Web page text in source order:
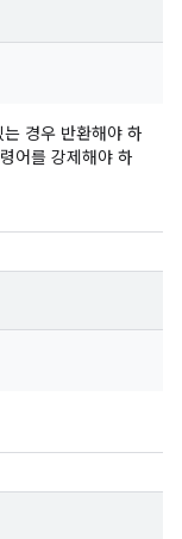
경우 반환해야 하
어를 강제해야 하